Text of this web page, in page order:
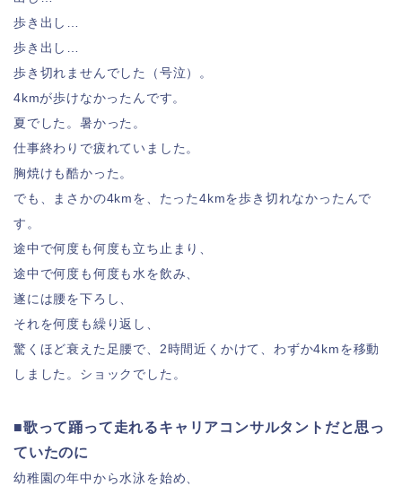
歩き出し…
歩き出し…
歩き切れませんでした（号泣）。
4kmが歩けなかったんです。
夏でした。暑かった。
仕事終わりで疲れていました。
胸焼けも酷かった。
でも、まさかの4kmを、たった4kmを歩き切れなかったんで
す。
途中で何度も何度も立ち止まり、
途中で何度も何度も水を飲み、
遂には腰を下ろし、
それを何度も繰り返し、
驚くほど衰えた足腰で、2時間近くかけて、わずか4kmを移動
しました。ショックでした。
■歌って踊って走れるキャリアコンサルタントだと思っ
ていたのに
幼稚園の年中から水泳を始め、